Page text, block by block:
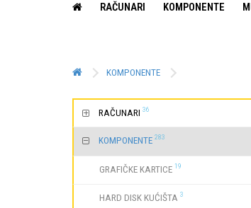
RAČUNARI KOMPONENTE
KOMPONENTE
RAČUNARI 36
KOMPONENTE 283
GRAFIČKE KARTICE 19
HARD DISK KUĆIŠTA 3